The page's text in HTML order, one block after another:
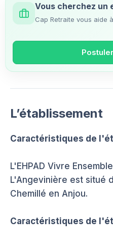
Vous cherchez un
Cap Retraite vous aide
L’établissement
Caractéristiques de
L'EHPAD Vivre
L'Angevinière est situé
Chemillé en Anjou.
Caractéristiques de